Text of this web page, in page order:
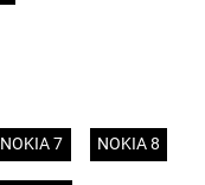
NOKIA 7 NOKIA 8